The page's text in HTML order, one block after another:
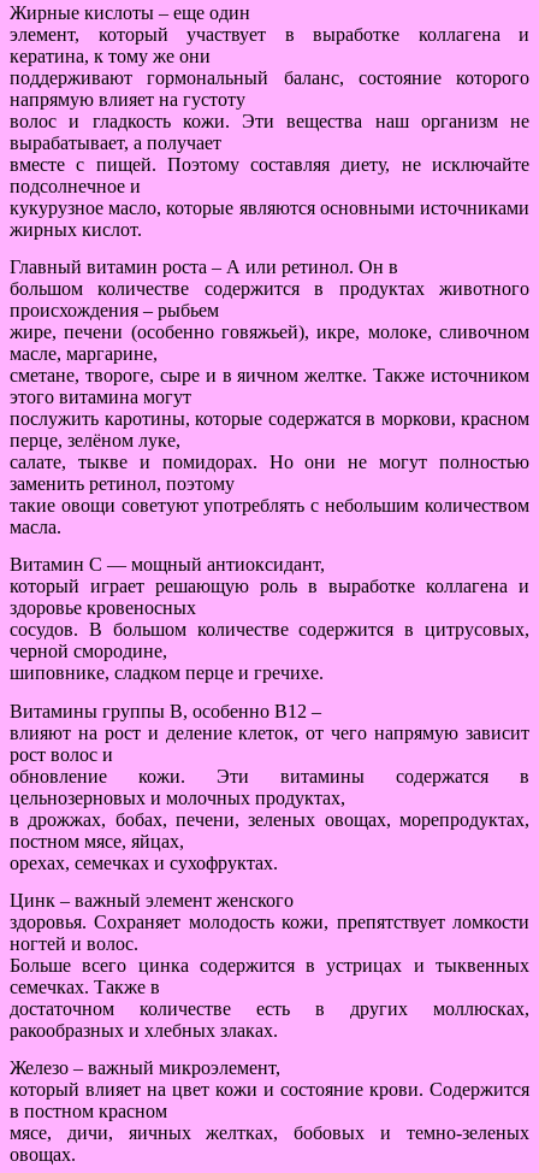
Жирные кислоты – еще один
элемент, который участвует в выработке коллагена и
кератина, к тому же они
поддерживают гормональный баланс, состояние которого
напрямую влияет на густоту
волос и гладкость кожи. Эти вещества наш организм не
вырабатывает, а получает
вместе с пищей. Поэтому составляя диету, не исключайте
подсолнечное и
кукурузное масло, которые являются основными источниками
жирных кислот.
Главный витамин роста – А или ретинол. Он в
большом количестве содержится в продуктах животного
происхождения – рыбьем
жире, печени (особенно говяжьей), икре, молоке, сливочном
масле, маргарине,
сметане, твороге, сыре и в яичном желтке. Также источником
этого витамина могут
послужить каротины, которые содержатся в моркови, красном
перце, зелёном луке,
салате, тыкве и помидорах. Но они не могут полностью
заменить ретинол, поэтому
такие овощи советуют употреблять с небольшим количеством
масла.
Витамин С — мощный антиоксидант,
который играет решающую роль в выработке коллагена и
здоровье кровеносных
сосудов. В большом количестве содержится в цитрусовых,
черной смородине,
шиповнике, сладком перце и гречихе.
Витамины группы В, особенно В12 –
влияют на рост и деление клеток, от чего напрямую зависит
рост волос и
обновление кожи. Эти витамины содержатся в
цельнозерновых и молочных продуктах,
в дрожжах, бобах, печени, зеленых овощах, морепродуктах,
постном мясе, яйцах,
орехах, семечках и сухофруктах.
Цинк – важный элемент женского
здоровья. Сохраняет молодость кожи, препятствует ломкости
ногтей и волос.
Больше всего цинка содержится в устрицах и тыквенных
семечках. Также в
достаточном количестве есть в других моллюсках,
ракообразных и хлебных злаках.
Железо – важный микроэлемент,
который влияет на цвет кожи и состояние крови. Содержится
в постном красном
мясе, дичи, яичных желтках, бобовых и темно-зеленых
овощах.